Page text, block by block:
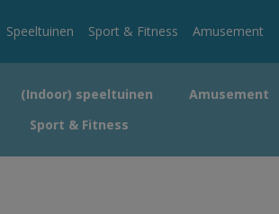
Speeltuinen Sport & Fitness Amusement
(Indoor) speeltuinen Amusement
Sport & Fitness